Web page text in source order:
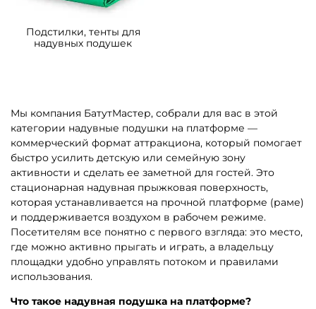
Подстилки, тенты для
надувных подушек
Мы компания БатутМастер, собрали для вас в этой
категории надувные подушки на платформе —
коммерческий формат аттракциона, который помогает
быстро усилить детскую или семейную зону
активности и сделать ее заметной для гостей. Это
стационарная надувная прыжковая поверхность,
которая устанавливается на прочной платформе (раме)
и поддерживается воздухом в рабочем режиме.
Посетителям все понятно с первого взгляда: это место,
где можно активно прыгать и играть, а владельцу
площадки удобно управлять потоком и правилами
использования.
Что такое надувная подушка на платформе?